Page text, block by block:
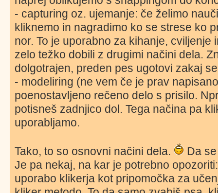
- capturing oz. ujemanje: če želimo
kliknemo in nagradimo ko se strese ko
nor. To je uporabno za kihanje, cviljenje
zelo težko dobili z drugimi načini dela.
dolgotrajen, preden pes ugotovi zakaj
- modeliring (ne vem če je prav
poenostavljeno rečeno delo s prisilo.
potisneš zadnjico dol. Tega načina pa
uporabljamo.
Tako, to so osnovni načini dela.
Da
Je pa nekaj, na kar je potrebno
uporabo klikerja kot pripomočka za